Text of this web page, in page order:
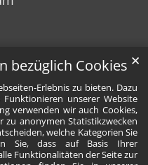
bezüglich Cookies
Erlebnis zu bieten. Dazu
unserer Website
verwenden wir auch Cookies,
anonymen Statistikzwecken
welche Kategorien Sie
Sie, dass auf Basis Ihrer
Funktionalitäten der Seite zur
✕